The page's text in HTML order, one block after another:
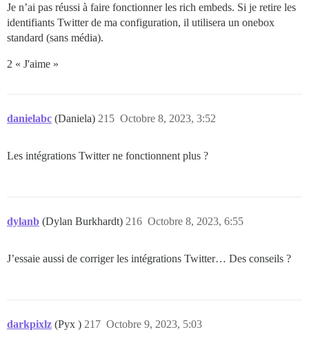
Je n’ai pas réussi à faire fonctionner les rich embeds. Si je retire les
identifiants Twitter de ma configuration, il utilisera un onebox
standard (sans média).
2 « J'aime »
danielabc (Daniela) Octobre 8, 2023, 3:52
215
Les intégrations Twitter ne fonctionnent plus ?
dylanb (Dylan Burkhardt) Octobre 8, 2023, 6:55
216
J’essaie aussi de corriger les intégrations Twitter… Des conseils ?
darkpixlz (Pyx ) Octobre 9, 2023, 5:03
217